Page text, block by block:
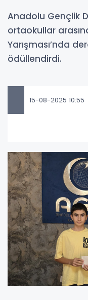
Anadolu Gençlik
ortaokullar
Yarışması’nda
ödüllendirdi.
15-08-2025 10:55